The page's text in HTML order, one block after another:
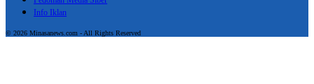
Info Iklan
© 2026 Minasanews.com - All Rights Reserved